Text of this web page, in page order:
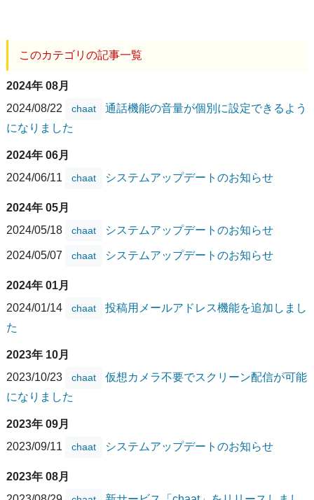
このカテゴリの記事一覧
2024年 08月
2024/08/22
chaat
通話機能の音量が個別に設定できるよう
になりました
2024年 06月
2024/06/11
chaat システムアップデートのお知らせ
2024年 05月
2024/05/18
chaat システムアップデートのお知らせ
2024/05/07 chaat システムアップデートのお知らせ
2024年 01月
2024/01/14
chaat
投稿用メールアドレス機能を追加しまし
た
2023年 10月
2023/10/23
chaat
仮想カメラ不要でスクリーン配信が可能
になりました
2023年 09月
2023/09/11
chaat システムアップデートのお知らせ
2023年 08月